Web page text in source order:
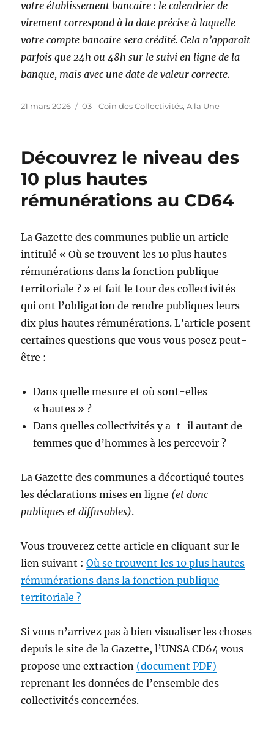
votre établissement bancaire : le calendrier de
virement correspond à la date précise à laquelle
votre compte bancaire sera crédité. Cela n’apparaît
parfois que 24h ou 48h sur le suivi en ligne de la
banque, mais avec une date de valeur correcte.
Publié
21 mars 2026 Catégories
03 - Coin des Collectivités,A la Une
Découvrez le niveau des
10 plus hautes
rémunérations au CD64
La Gazette des communes publie un article
intitulé « Où se trouvent les 10 plus hautes
rémunérations dans la fonction publique
territoriale ? » et fait le tour des collectivités
qui ont l’obligation de rendre publiques leurs
dix plus hautes rémunérations. L’article posent
certaines questions que vous vous posez peut-
être :
Dans quelle mesure et où sont-elles
« hautes » ?
Dans quelles collectivités y a-t-il autant de
femmes que d’hommes à les percevoir ?
La Gazette des communes a décortiqué toutes
les déclarations mises en ligne (et donc
publiques et diffusables).
Vous trouverez cette article en cliquant sur le
lien suivant :Où se trouvent les 10 plus hautes
rémunérations dans la fonction publique
territoriale ?
Si vous n’arrivez pas à bien visualiser les choses
depuis le site de la Gazette, l’UNSA CD64 vous
propose une extraction (document PDF)
reprenant les données de l’ensemble des
collectivités concernées.